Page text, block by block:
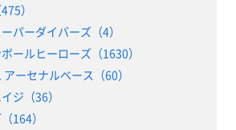
）
パーダイバーズ（4）
ールヒーローズ（1630）
ーセナルベース（60）
ジ（36）
164）